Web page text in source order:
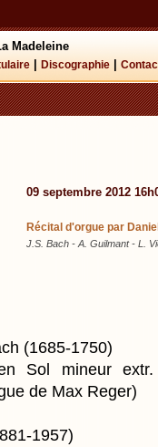
Madeleine
Discographie
09 septembre 2012
Récital d'orgue par
J.S. Bach - A. Guilmant - L.
(1685-1750)
Sol mineur
de Max Reger)
1957)